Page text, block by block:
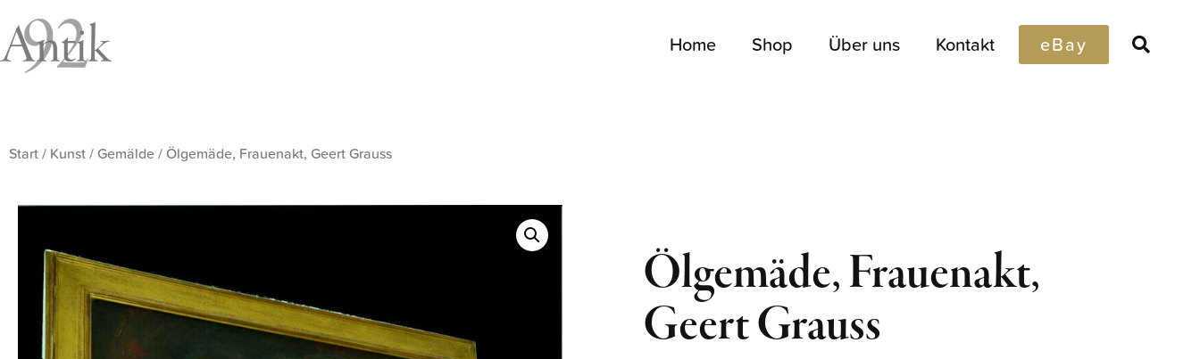
Home Shop Über uns Kontakt eBay
Start/ Kunst/Gemälde/ Ölgemäde, Frauenakt, Geert Grauss
Ölgemäde, Frauenakt,
Geert Grauss